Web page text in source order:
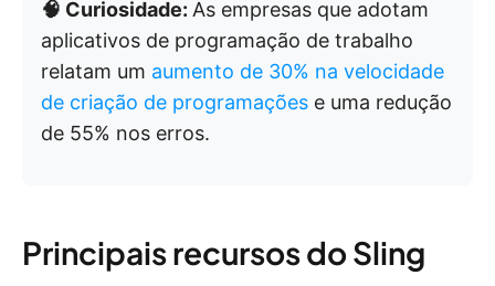
🧠 Curiosidade: As empresas que adotam
aplicativos de programação de trabalho
relatam um aumento de 30% na velocidade
de criação de programações e uma redução
de 55% nos erros.
Principais recursos do Sling